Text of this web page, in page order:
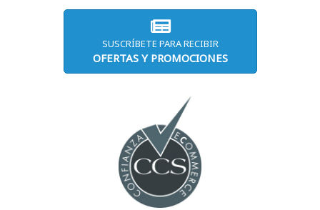
SUSCRÍBETE PARA RECIBIR
OFERTAS Y PROMOCIONES